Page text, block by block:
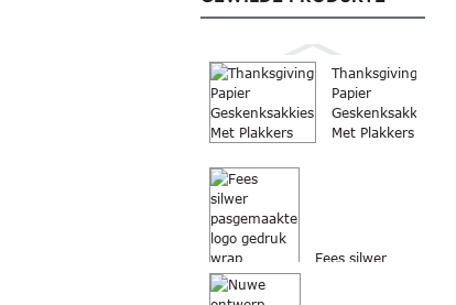
Thanksgiving
Papier
Geskenksakkies
Met Plakkers
Fees silwer